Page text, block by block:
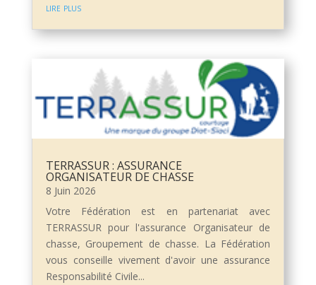
lire plus
TERRASSUR : ASSURANCE
ORGANISATEUR DE CHASSE
8 Juin 2026
Votre Fédération est en partenariat avec
TERRASSUR pour l'assurance Organisateur de
chasse, Groupement de chasse. La Fédération
vous conseille vivement d'avoir une assurance
Responsabilité Civile...